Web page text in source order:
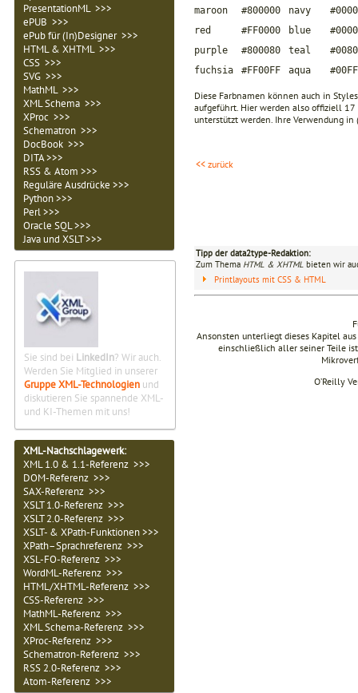
PresentationML >>>
ePUB >>>
ePub für (In)Designer >>>
HTML & XHTML >>>
CSS >>>
SVG >>>
MathML >>>
XML Schema >>>
XProc >>>
Schematron >>>
DocBook >>>
DITA >>>
RSS & Atom >>>
Reguläre Ausdrücke >>>
Python >>>
Perl >>>
Oracle SQL >>>
Java und XSLT >>>
Sie sind bei LinkedIn? Wir auch.
Werden Sie Mitglied in unserer
Gruppe XML-Technologien und
diskutieren Sie spannende XML-
und KI-Themen mit uns!
XML-Nachschlagewerk:
XML 1.0 & 1.1-Referenz >>>
DOM-Referenz >>>
SAX-Referenz >>>
XSLT 1.0-Referenz >>>
XSLT 2.0-Referenz >>>
XSLT- & XPath-Funktionen >>>
XPath–Sprachreferenz >>>
XSL-FO-Referenz >>>
WordML-Referenz >>>
HTML/XHTML-Referenz >>>
CSS-Referenz >>>
MathML-Referenz >>>
XML Schema-Referenz >>>
XProc-Referenz >>>
Schematron-Referenz >>>
RSS 2.0-Referenz >>>
Atom-Referenz >>>
maroon
#800000 navy
red
#FF0000 blue
purple
#800080 teal
fuchsia
#FF00FF aqua
Diese Farbnamen können auch in
aufgeführt. Hier werden also offiziell 17
unterstützt werden. Ihre Verwendung
<< zurück
Tipp der data2type-Redaktion:
Zum Thema HTML & XHTML bieten wir
Printlayouts mit CSS & HTML
Ansonsten unterliegt dieses Kapitel
einschließlich aller seiner Teile
O’Reilly